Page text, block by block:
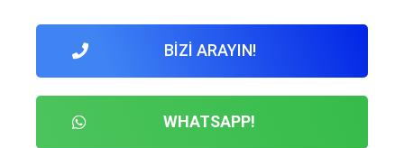
BİZİ ARAYIN!
WHATSAPP!